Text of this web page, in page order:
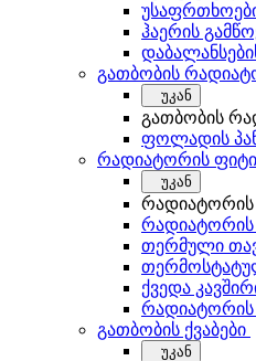
ჰაერის
გათბობის
უკან
გათბობის
ფოლადის
რადიატორის
უკან
რადიატორის
რადიატორის
თერმული
ქვედა
რადიატორის
გათბობის ქვაბები
უკან